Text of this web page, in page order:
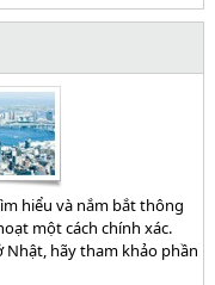
hiểu và nắm bắt thông
một cách chính xác.
Nhật, hãy tham khảo phần